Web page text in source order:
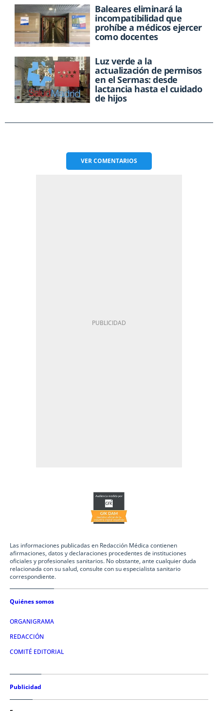
Baleares eliminará la
incompatibilidad que
prohíbe a médicos ejercer
como docentes
Luz verde a la
actualización de permisos
en el Sermas: desde
lactancia hasta el cuidado
de hijos
VERCOMENTARIOS
Las informaciones publicadas en Redacción Médica contienen
afirmaciones, datos y declaraciones procedentes de instituciones
oficiales y profesionales sanitarios. No obstante, ante cualquier duda
relacionada con su salud, consulte con su especialista sanitario
correspondiente.
Quiénes somos
ORGANIGRAMA
REDACCIÓN
COMITÉ EDITORIAL
Publicidad